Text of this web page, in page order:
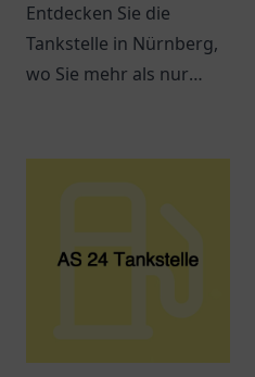
Entdecken Sie die
Tankstelle in Nürnberg,
wo Sie mehr als nur
Dienstleistungen